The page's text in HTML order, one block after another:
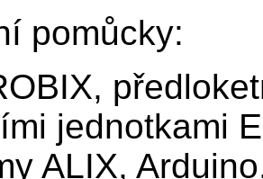
pomůcky:
jednotkami
ALIX,